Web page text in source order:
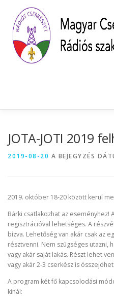
tartalomhoz
JOTA-JOTI 2019
2019-08-20 A BEJEGYZÉS
2019. október 18-20 között kerül
Bárki csatlakozhat az
regisztrációval lehetséges. A
bízva. Lehetőség van akár csak az
résztvenni. Nem szügséges utazni,
vagy akár saját lakás. Részt lehet
vagy akár 2-3 cserkész is
A program két fő kapcsolodási
kinál: